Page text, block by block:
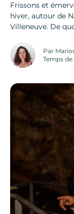
Frissons et
hiver, autour de
Villeneuve. De
préférées pour
plus calme. Et en
Par
Temps